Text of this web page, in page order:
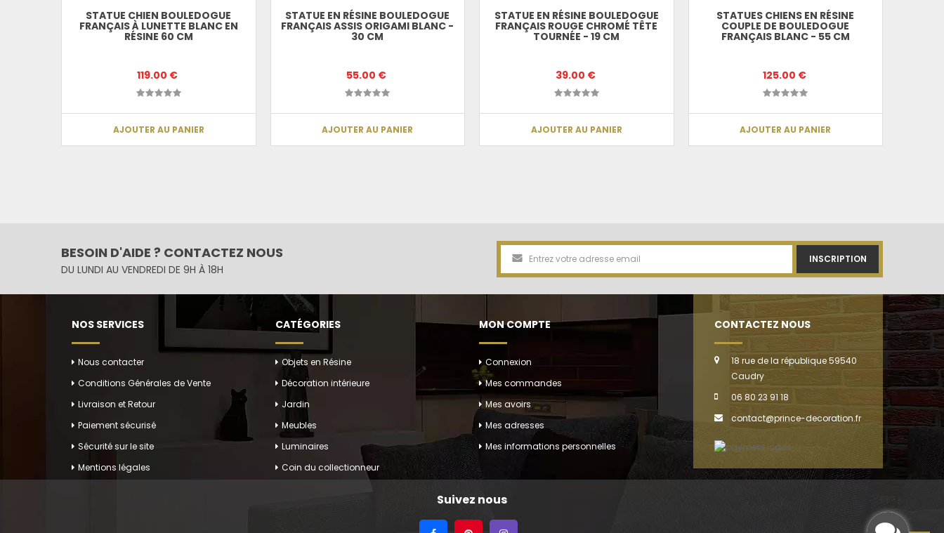
STATUE CHIEN BOULEDOGUE
FRANÇAIS À LUNETTE BLANC EN
RÉSINE 60 CM
119.00 €
AJOUTER AU PANIER
STATUE EN RÉSINE BOULEDOGUE
FRANÇAIS ASSIS ORIGAMI BLANC -
30 CM
55.00 €
AJOUTER AU PANIER
STATUE EN RÉSINE BOULEDOGUE
FRANÇAIS ROUGE CHROMÉ TÊTE
TOURNÉE - 19 CM
39.00 €
AJOUTER AU PANIER
STATUES CHIENS EN RÉSINE
COUPLE DE BOULEDOGUE
FRANÇAIS BLANC - 55 CM
125.00 €
AJOUTER AU PANIER
BESOIN D'AIDE ? CONTACTEZ NOUS
DU LUNDI AU VENDREDI DE 9H À 18H
INSCRIPTION
NOS SERVICES
Nous contacter
Conditions Générales de Vente
Livraison et Retour
Paiement sécurisé
Sécurité sur le site
Mentions légales
CATÉGORIES
Objets en Résine
Décoration intérieure
Jardin
Meubles
Luminaires
Coin du collectionneur
MON COMPTE
Connexion
Mes commandes
Mes avoirs
Mes adresses
Mes informations personnelles
CONTACTEZ NOUS
18 rue de la république 59540
Caudry
06 80 23 91 18
contact@prince-decoration.fr
Suivez nous